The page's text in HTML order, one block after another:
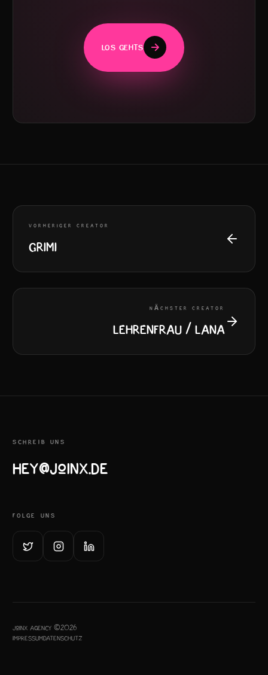
LOS GEHTS
VORHERIGER CREATOR
Grimi
NÄCHSTER CREATOR
Lehrenfrau / Lana
SCHREIB UNS
hey@joinx.de
FOLGE UNS
JoinX Agency ©2026
ImpressumDatenschutz